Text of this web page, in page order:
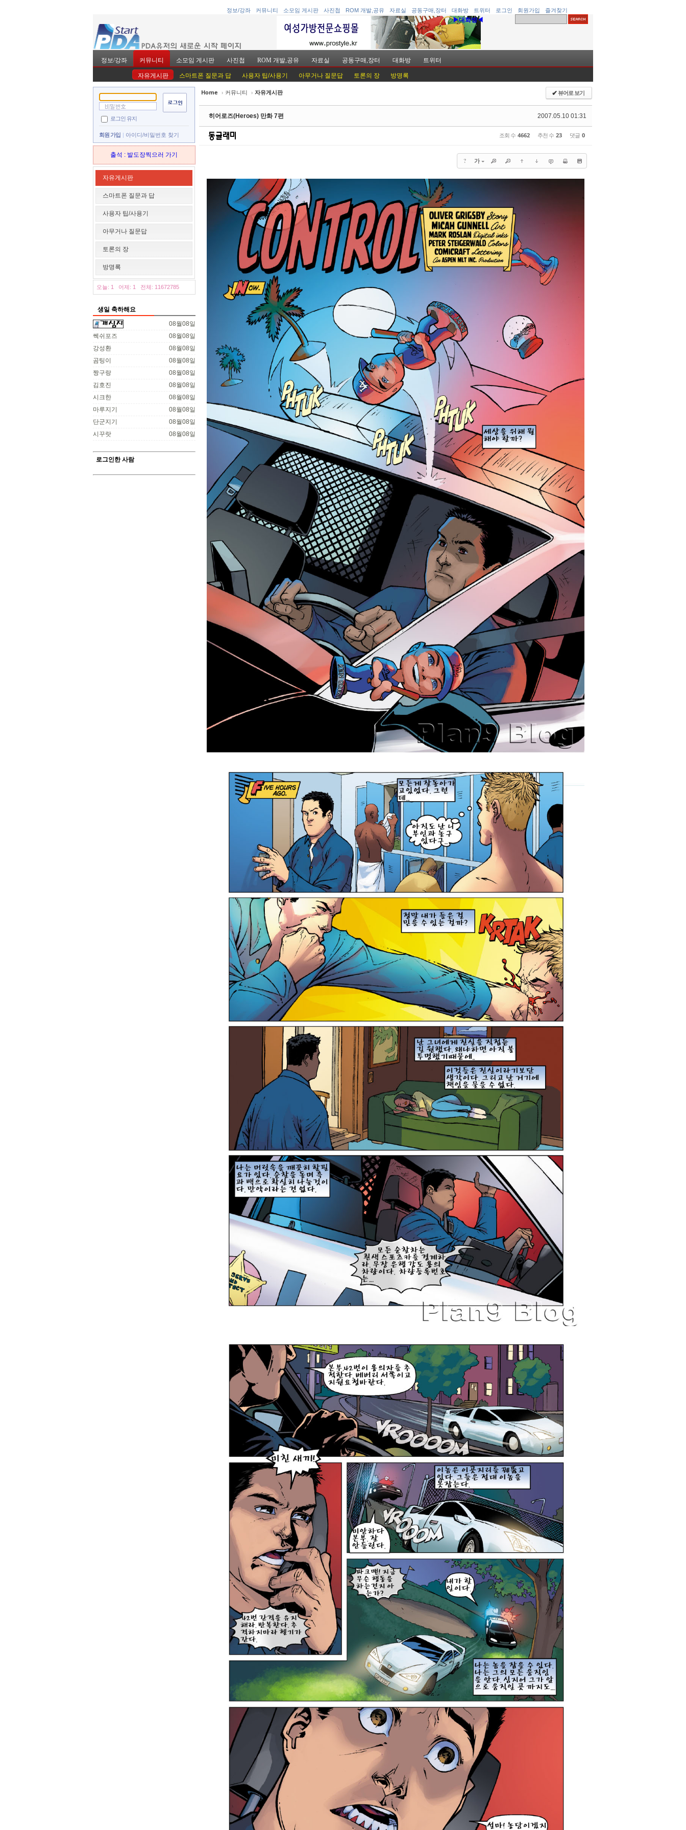
정보/강좌 커뮤니티 소모임 게시판 사진첩 ROM 개발,공유 자료실 공동구매,장터 대화방 트위터 로그인 회원가입 즐겨찾기
▶대화방◀
정보/강좌 커뮤니티 소모임 게시판 사진첩 ROM 개발,공유 자료실 공동구매,장터 대화방 트위터
자유게시판 스마트폰 질문과 답 사용자 팁/사용기 아무거나 질문답 토론의 장 방명록
로그인 유지
회원 가입 아이디/비밀번호 찾기
출석 : 발도장찍으러 가기
자유게시판
스마트폰 질문과 답
사용자 팁/사용기
아무거나 질문답
토론의 장
방명록
오늘: 1 어제: 1 전체: 11672785
생일 축하해요
08월08일
08월08일
쎅쉬포즈
08월08일
강성환
08월08일
곰팅이
08월08일
짱구랑
08월08일
김호진
08월08일
시크한
08월08일
마루지기
08월08일
단군지기
08월08일
시꾸랏
로그인한 사람
Home › 커뮤니티 › 자유게시판 ✔뷰어로 보기
2007.05.10 01:31
히어로즈(Heroes) 만화 7편
조회 수 4662 추천 수 23 댓글 0
? 가
Sketchbook5, 스케치북5
Sketchbook5, 스케치북5
Sketchbook5, 스케치북5
Sketchbook5, 스케치북5